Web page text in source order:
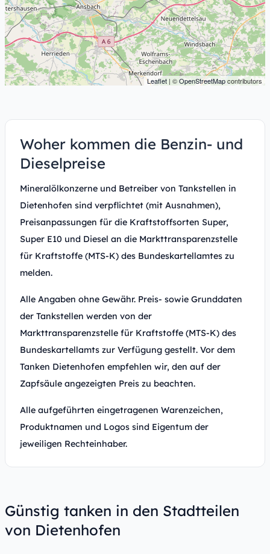
Leaflet | ©OpenStreetMapcontributors
Woher kommen die Benzin- und
Dieselpreise
Mineralölkonzerne und Betreiber von Tankstellen in
Dietenhofen sind verpflichtet (mit Ausnahmen),
Preisanpassungen für die Kraftstoffsorten Super,
Super E10 und Diesel an die Markttransparenzstelle
für Kraftstoffe (MTS-K) des Bundeskartellamtes zu
melden.
Alle Angaben ohne Gewähr. Preis- sowie Grunddaten
der Tankstellen werden von der
Markttransparenzstelle für Kraftstoffe (MTS-K) des
Bundeskartellamts zur Verfügung gestellt. Vor dem
Tanken Dietenhofen empfehlen wir, den auf der
Zapfsäule angezeigten Preis zu beachten.
Alle aufgeführten eingetragenen Warenzeichen,
Produktnamen und Logos sind Eigentum der
jeweiligen Rechteinhaber.
Günstig tanken in den Stadtteilen
von Dietenhofen